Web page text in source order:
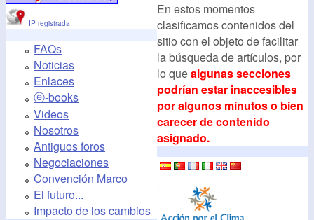
IP registrada
FAQs
Noticias
Enlaces
ⓔ-books
Videos
Nosotros
Antiguos foros
Negociaciones
Convención Marco
El futuro...
Impacto de los cambios
En estos momentos
clasificamos contenidos del
sitio con el objeto de facilitar
la búsqueda de artículos, por
lo quealgunas secciones
podrían estar inaccesibles
por algunos minutos o bien
carecer de contenido
asignado.